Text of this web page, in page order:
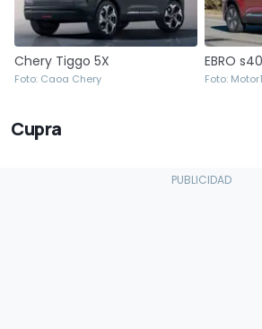
Chery Tiggo 5X
Foto: Caoa Chery
EBRO
Foto:
Cupra